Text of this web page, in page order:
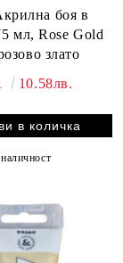
боя в
мл, Rose Gold
злато
10.58лв.